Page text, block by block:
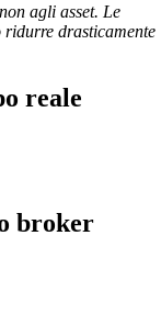
agli asset. Le
drasticamente
reale
broker